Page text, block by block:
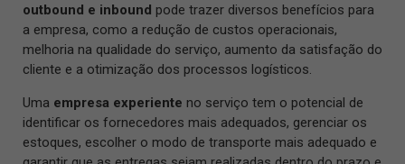
outbound e inbound pode trazer diversos benefícios para
a empresa, como a redução de custos operacionais,
melhoria na qualidade do serviço, aumento da satisfação do
cliente e a otimização dos processos logísticos.
Uma empresa experiente no serviço tem o potencial de
identificar os fornecedores mais adequados, gerenciar os
estoques, escolher o modo de transporte mais adequado e